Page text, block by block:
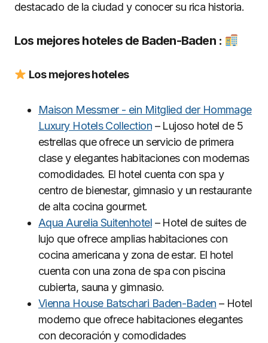
destacado de la ciudad y conocer su rica historia.
Los mejores hoteles de Baden-Baden :
Los mejores hoteles
Maison Messmer - ein Mitglied der Hommage
Luxury Hotels Collection – Lujoso hotel de 5
estrellas que ofrece un servicio de primera
clase y elegantes habitaciones con modernas
comodidades. El hotel cuenta con spa y
centro de bienestar, gimnasio y un restaurante
de alta cocina gourmet.
Aqua Aurelia Suitenhotel – Hotel de suites de
lujo que ofrece amplias habitaciones con
cocina americana y zona de estar. El hotel
cuenta con una zona de spa con piscina
cubierta, sauna y gimnasio.
Vienna House Batschari Baden-Baden – Hotel
moderno que ofrece habitaciones elegantes
con decoración y comodidades